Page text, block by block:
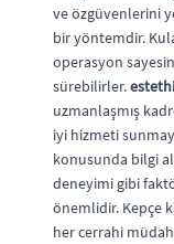
ve özgüvenlerini
bir yöntemdir.
operasyon
sürebilirler.
uzmanlaşmış
iyi hizmeti
konusunda bilgi
deneyimi gibi
önemlidir. Kepçe
her cerrahi